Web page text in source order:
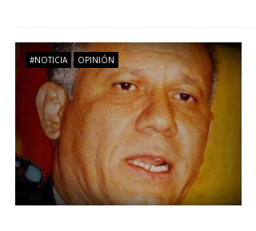
t
a
d
a
#NOTICIA OPINIÓN